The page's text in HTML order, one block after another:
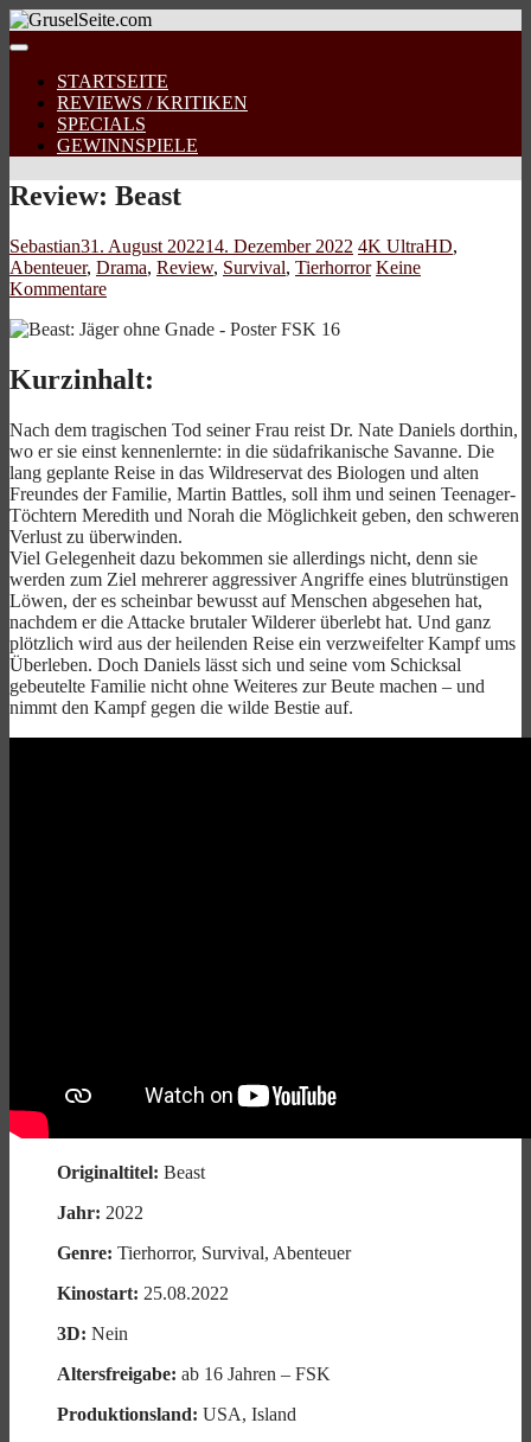
STARTSEITE
REVIEWS / KRITIKEN
SPECIALS
GEWINNSPIELE
Review: Beast
Sebastian31. August 202214. Dezember 2022 4K UltraHD,
Abenteuer, Drama, Review, Survival, Tierhorror Keine
Kommentare
Kurzinhalt:
Nach dem tragischen Tod seiner Frau reist Dr. Nate Daniels dorthin,
wo er sie einst kennenlernte: in die südafrikanische Savanne. Die
lang geplante Reise in das Wildreservat des Biologen und alten
Freundes der Familie, Martin Battles, soll ihm und seinen Teenager-
Töchtern Meredith und Norah die Möglichkeit geben, den schweren
Verlust zu überwinden.
Viel Gelegenheit dazu bekommen sie allerdings nicht, denn sie
werden zum Ziel mehrerer aggressiver Angriffe eines blutrünstigen
Löwen, der es scheinbar bewusst auf Menschen abgesehen hat,
nachdem er die Attacke brutaler Wilderer überlebt hat. Und ganz
plötzlich wird aus der heilenden Reise ein verzweifelter Kampf ums
Überleben. Doch Daniels lässt sich und seine vom Schicksal
gebeutelte Familie nicht ohne Weiteres zur Beute machen – und
nimmt den Kampf gegen die wilde Bestie auf.
Originaltitel: Beast
Jahr: 2022
Genre: Tierhorror, Survival, Abenteuer
Kinostart: 25.08.2022
3D: Nein
Altersfreigabe: ab 16 Jahren – FSK
Produktionsland: USA, Island